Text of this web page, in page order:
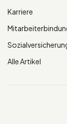
Karriere
Alle Artikel